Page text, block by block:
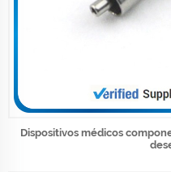
Dispositivos médicos